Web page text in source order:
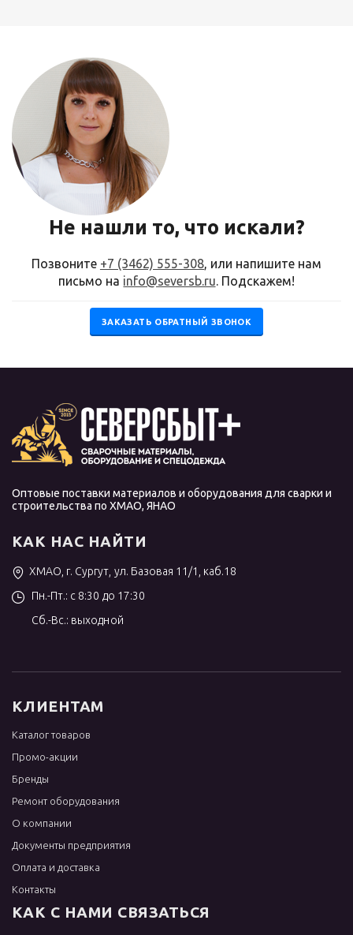
Не нашли то, что искали?
Позвоните +7 (3462) 555-308, или напишите нам
письмо на info@seversb.ru. Подскажем!
ЗАКАЗАТЬ ОБРАТНЫЙ ЗВОНОК
Оптовые поставки материалов и оборудования для сварки и
строительства по ХМАО, ЯНАО
КАК НАС НАЙТИ
ХМАО, г. Сургут, ул. Базовая 11/1, каб.18
Пн.-Пт.: с 8:30 до 17:30
Сб.-Вс.: выходной
КЛИЕНТАМ
Каталог товаров
Промо-акции
Бренды
Ремонт оборудования
О компании
Документы предприятия
Оплата и доставка
Контакты
КАК С НАМИ СВЯЗАТЬСЯ